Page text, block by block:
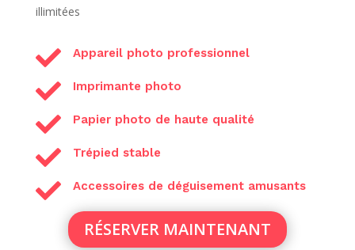
illimitées
 Appareil photo professionnel
 Imprimante photo
 Papier photo de haute qualité
 Trépied stable
 Accessoires de déguisement amusants
RÉSERVER MAINTENANT